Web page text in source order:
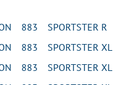
883 SPORTSTER R
883 SPORTSTER XL
883 SPORTSTER XL